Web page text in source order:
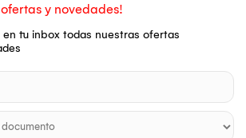
y novedades!
tu inbox todas nuestras ofertas